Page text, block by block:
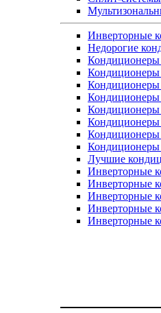
Инверторные
Недорогие
Кондиционеры
Кондиционеры
Кондиционеры
Кондиционеры
Кондиционеры
Кондиционеры
Кондиционеры
Кондиционеры
Лучшие
Инверторные
Инверторные
Инверторные
Инверторные
Инверторные